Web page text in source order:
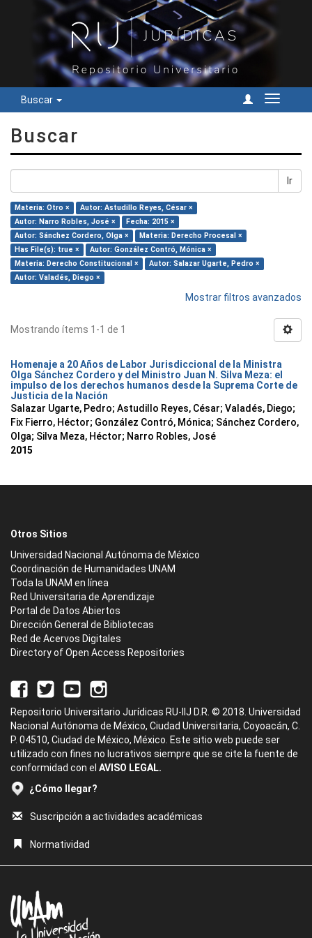
Buscar
Cambiar
Buscar
Ir
Materia: Otro ×
Autor: Astudillo Reyes, César ×
Autor: Narro Robles, José ×
Fecha: 2015 ×
Autor: Sánchez Cordero, Olga ×
Materia: Derecho Procesal ×
Has File(s): true ×
Autor: González Contró, Mónica ×
Materia: Derecho Constitucional ×
Autor: Salazar Ugarte, Pedro ×
Autor: Valadés, Diego ×
Mostrar filtros avanzados
Mostrando ítems 1-1 de 1
Homenaje a 20 Años de Labor Jurisdiccional de la Ministra
Olga Sánchez Cordero y del Ministro Juan N. Silva Meza: el
impulso de los derechos humanos desde la Suprema Corte de
Justicia de la Nación
Salazar Ugarte, Pedro; Astudillo Reyes, César; Valadés, Diego;
Fix Fierro, Héctor; González Contró, Mónica; Sánchez Cordero,
Olga; Silva Meza, Héctor; Narro Robles, José
2015
Otros Sitios
Universidad Nacional Autónoma de México
Coordinación de Humanidades UNAM
Toda la UNAM en línea
Red Universitaria de Aprendizaje
Portal de Datos Abiertos
Dirección General de Bibliotecas
Red de Acervos Digitales
Directory of Open Access Repositories
Repositorio Universitario Jurídicas RU-IIJ D.R. © 2018. Universidad
Nacional Autónoma de México, Ciudad Universitaria, Coyoacán, C.
P. 04510, Ciudad de México, México. Este sitio web puede ser
utilizado con fines no lucrativos siempre que se cite la fuente de
conformidad con el AVISO LEGAL.
¿Cómo llegar?
Suscripción a actividades académicas
Normatividad